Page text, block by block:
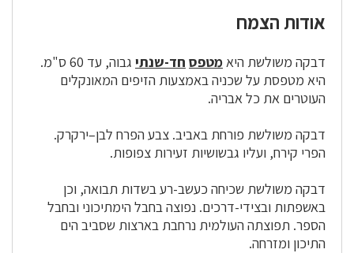
אודות הצמח
דבקה משולשת היאמטפס חד-שנתי
גבוה, עד 60 ס"מ.
היא מטפסת על שכניה באמצעות הזיפים המאונקלים
העוטרים את כל אבריה.
דבקה משולשת פורחת באביב. צבע הפרח לבן–ירקרק.
הפרי קירח, ועליו גבשושיות זעירות צפופות.
דבקה משולשת שכיחה כעשב-רע בשדות תבואה, וכן
באשפתות ובצידי-דרכים. נפוצה בחבל הימתיכוני ובחבל
הספר. תפוצתה העולמית נרחבת בארצות שסביב הים
התיכון ומזרחה.